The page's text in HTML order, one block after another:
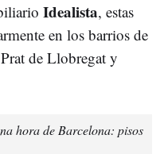
Idealista, estas
en los barrios de
de Llobregat y
hora de Barcelona: pisos